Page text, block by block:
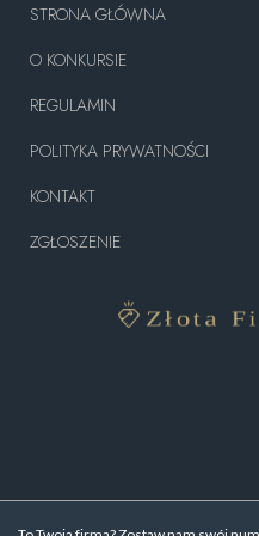
STRONA GŁÓWNA
O KONKURSIE
REGULAMIN
POLITYKA PRYWATNOŚCI
KONTAKT
ZGŁOSZENIE